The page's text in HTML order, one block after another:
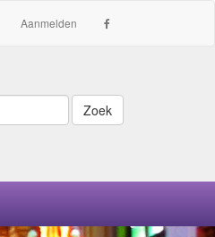
Aanmelden
Zoek